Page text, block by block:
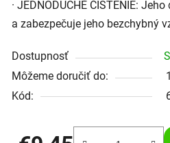
· JEDNODUCHÉ ČISTENIE:
a zabezpečuje jeho bezchybný
Dostupnosť
Môžeme doručiť do:
Kód: